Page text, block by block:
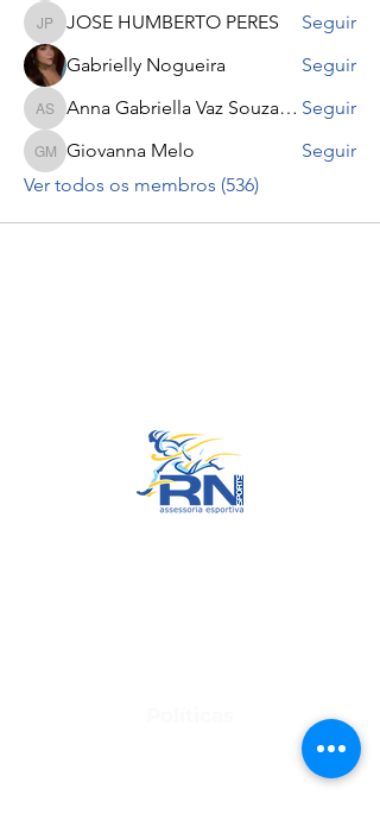
JOSE HUMBERTO PERES
JOSE HUMBERTO PERES
Seguir
Gabrielly Nogueira
Seguir
Anna Gabriella Vaz Souza Souza Anna Gabriella Vaz Souza Souza Seguir
Giovanna Melo
Giovanna Melo
Seguir
Ver todos os membros (536)
Política de Troca, Devolução e Arrependimento